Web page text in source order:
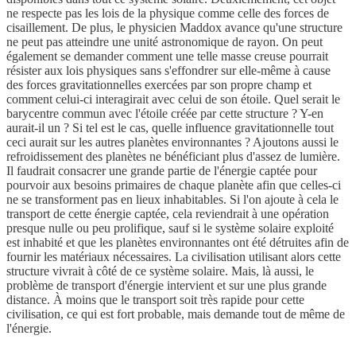
ne respecte pas les lois de la physique comme celle des forces de
cisaillement. De plus, le physicien Maddox avance qu'une structure
ne peut pas atteindre une unité astronomique de rayon. On peut
également se demander comment une telle masse creuse pourrait
résister aux lois physiques sans s'effondrer sur elle-même à cause
des forces gravitationnelles exercées par son propre champ et
comment celui-ci interagirait avec celui de son étoile. Quel serait le
barycentre commun avec l'étoile créée par cette structure ? Y-en
aurait-il un ? Si tel est le cas, quelle influence gravitationnelle tout
ceci aurait sur les autres planètes environnantes ? Ajoutons aussi le
refroidissement des planètes ne bénéficiant plus d'assez de lumière.
Il faudrait consacrer une grande partie de l'énergie captée pour
pourvoir aux besoins primaires de chaque planète afin que celles-ci
ne se transforment pas en lieux inhabitables. Si l'on ajoute à cela le
transport de cette énergie captée, cela reviendrait à une opération
presque nulle ou peu prolifique, sauf si le système solaire exploité
est inhabité et que les planètes environnantes ont été détruites afin de
fournir les matériaux nécessaires. La civilisation utilisant alors cette
structure vivrait à côté de ce système solaire. Mais, là aussi, le
problème de transport d'énergie intervient et sur une plus grande
distance. À moins que le transport soit très rapide pour cette
civilisation, ce qui est fort probable, mais demande tout de même de
l'énergie.